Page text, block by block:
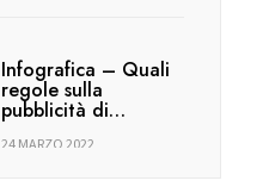
Infografica – Quali
regole sulla
pubblicità di…
24 MARZO 2022